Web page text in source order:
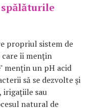
spălăturile
propriul sistem de
îi menţin
menţin un pH acid
să se dezvolte şi
irigaţiile sau
natural de